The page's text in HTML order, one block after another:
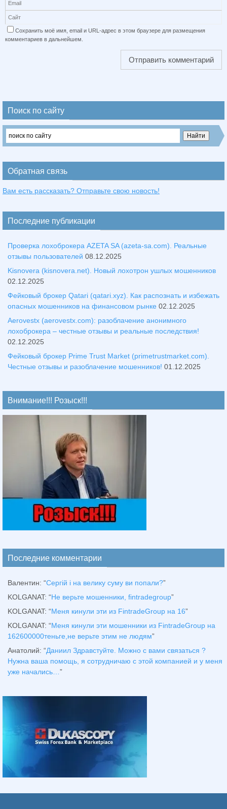
Сохранить моё имя, email и URL-адрес в этом браузере для размещения
комментариев в дальнейшем.
Поиск по сайту
Обратная связь
Вам есть рассказать? Отправьте свою новость!
Последние публикации
Проверка лохоброкера AZETA SA (azeta-sa.com). Реальные
отзывы пользователей 08.12.2025
Kisnovera (kisnovera.net). Новый лохотрон ушлых мошенников
02.12.2025
Фейковый брокер Qatari (qatari.xyz). Как распознать и избежать
опасных мошенников на финансовом рынке 02.12.2025
Aerovestx (aerovestx.com): разоблачение анонимного
лохоброкера – честные отзывы и реальные последствия!
02.12.2025
Фейковый брокер Prime Trust Market (primetrustmarket.com).
Честные отзывы и разоблачение мошенников! 01.12.2025
Внимание!!! Розыск!!!
Последние комментарии
Валентин: “Сергій і на велику суму ви попали?”
KOLGANAT: “Не верьте мошенники, fintradegroup”
KOLGANAT: “Меня кинули эти из FintradeGroup на 16”
KOLGANAT: “Меня кинули эти мошенники из FintradeGroup на
162600000теньге,не верьте этим не людям”
Анатолий: “Даниил Здравстуйте. Можно с вами связаться ?
Нужна ваша помощь, я сотрудничаю с этой компанией и у меня
уже начались… ”